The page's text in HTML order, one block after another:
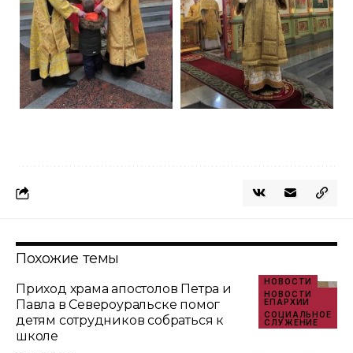
Похожие темы
НОВОСТИ
НОВОСТИ
ЕПАРХИИ
СОЦИАЛЬНОЕ
СЛУЖЕНИЕ
Приход храма апостолов Петра и
Павла в Североуральске помог
детям сотрудников собраться к
школе